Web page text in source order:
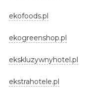
ekofoods.pl
ekogreenshop.pl
ekskluzywnyhotel.pl
ekstrahotele.pl